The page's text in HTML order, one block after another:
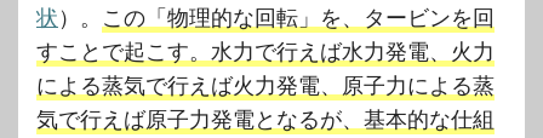
状）。 この「物理的な回転」を、タービンを回
すことで起こす。水力で行えば水力発電、火力
による蒸気で行えば火力発電、原子力による蒸
気で行えば原子力発電となるが、基本的な仕組